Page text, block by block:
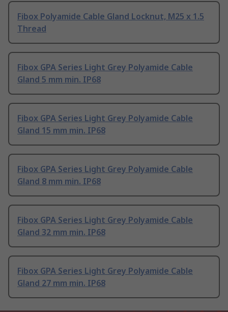
Fibox Polyamide Cable Gland Locknut, M25 x 1.5
Thread
Fibox GPA Series Light Grey Polyamide Cable
Gland 5 mm min. IP68
Fibox GPA Series Light Grey Polyamide Cable
Gland 15 mm min. IP68
Fibox GPA Series Light Grey Polyamide Cable
Gland 8 mm min. IP68
Fibox GPA Series Light Grey Polyamide Cable
Gland 32 mm min. IP68
Fibox GPA Series Light Grey Polyamide Cable
Gland 27 mm min. IP68